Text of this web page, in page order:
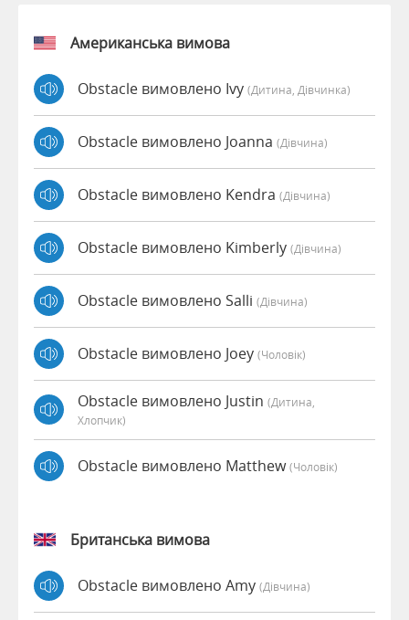
Американська вимова
Obstacle вимовлено Ivy (дитина, Дівчинка)
Obstacle вимовлено Joanna (дівчина)
Obstacle вимовлено Kendra (дівчина)
Obstacle вимовлено Kimberly (дівчина)
Obstacle вимовлено Salli (дівчина)
Obstacle вимовлено Joey (чоловік)
Obstacle вимовлено Justin (дитина,
Хлопчик)
Obstacle вимовлено Matthew(чоловік)
Британська вимова
Obstacle вимовлено Amy (дівчина)